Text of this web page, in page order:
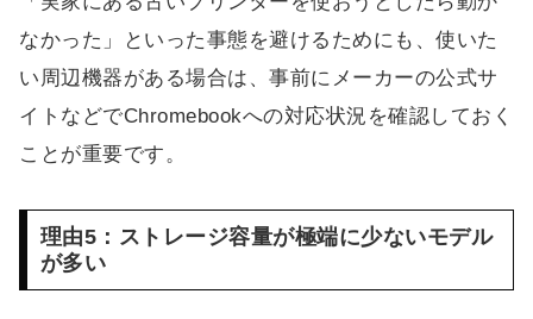
なかった」といった事態を避けるためにも、使いた
い周辺機器がある場合は、事前にメーカーの公式サ
イトなどでChromebookへの対応状況を確認しておく
ことが重要です。
理由5：ストレージ容量が極端に少ないモデル
が多い